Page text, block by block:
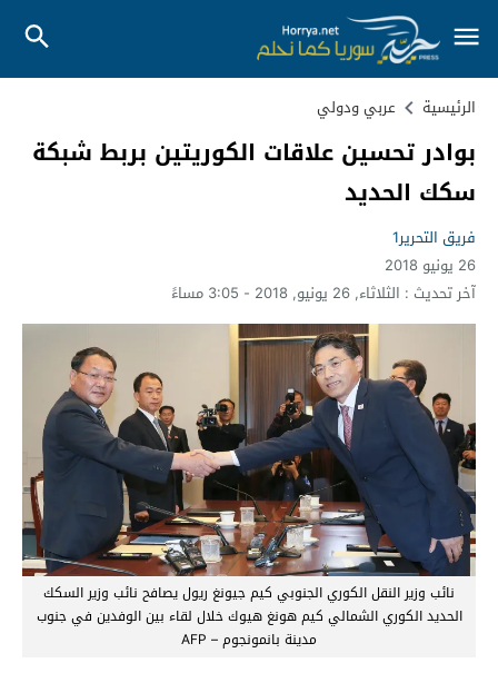
الرئيسية عربي ودولي
بوادر تحسين علاقات الكوريتين بربط شبكة
سكك الحديد
فريق التحرير1
26 يونيو 2018
آخر تحديث : الثلاثاء, 26 يونيو, 2018 - 3:05 مساءً
نائب وزير النقل الكوري الجنوبي كيم جيونغ ريول يصافح نائب وزير السكك
الحديد الكوري الشمالي كيم هونغ هيوك خلال لقاء بين الوفدين في جنوب
مدينة بانمونجوم – AFP